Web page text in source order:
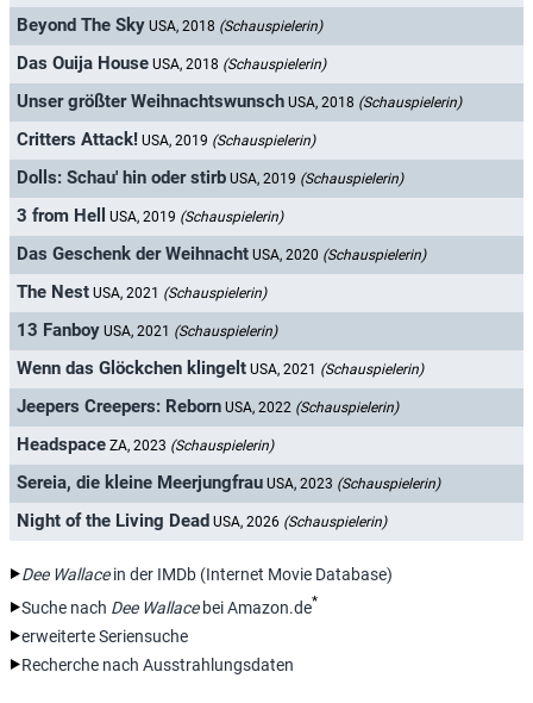
Beyond The Sky USA, 2018 (Schauspielerin)
Das Ouija House USA, 2018 (Schauspielerin)
Unser größter Weihnachtswunsch USA, 2018 (Schauspielerin)
Critters Attack! USA, 2019 (Schauspielerin)
Dolls: Schau' hin oder stirb USA, 2019 (Schauspielerin)
3 from Hell USA, 2019 (Schauspielerin)
Das Geschenk der Weihnacht USA, 2020 (Schauspielerin)
The Nest USA, 2021 (Schauspielerin)
13 Fanboy USA, 2021 (Schauspielerin)
Wenn das Glöckchen klingelt USA, 2021 (Schauspielerin)
Jeepers Creepers: Reborn USA, 2022 (Schauspielerin)
Headspace ZA, 2023 (Schauspielerin)
Sereia, die kleine Meerjungfrau USA, 2023 (Schauspielerin)
Night of the Living Dead USA, 2026 (Schauspielerin)
Dee Wallacein der IMDb (Internet Movie Database)
Suche nach Dee Wallacebei Amazon.de*
erweiterte Seriensuche
Recherche nach Ausstrahlungsdaten